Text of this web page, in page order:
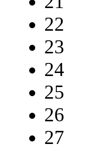
22
23
24
25
26
27